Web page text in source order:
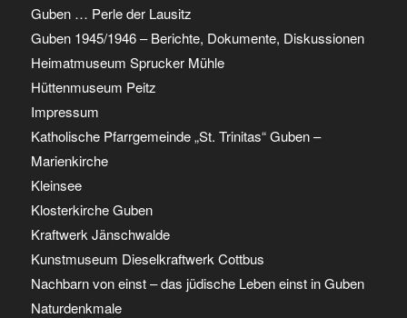
Guben … Perle der Lausitz
Guben 1945/1946 – Berichte, Dokumente, Diskussionen
Heimatmuseum Sprucker Mühle
Hüttenmuseum Peitz
Impressum
Katholische Pfarrgemeinde „St. Trinitas“ Guben –
Marienkirche
Kleinsee
Klosterkirche Guben
Kraftwerk Jänschwalde
Kunstmuseum Dieselkraftwerk Cottbus
Nachbarn von einst – das jüdische Leben einst in Guben
Naturdenkmale